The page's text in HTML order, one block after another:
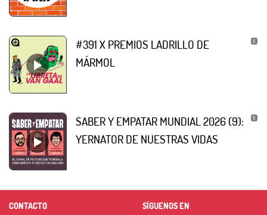
#391 X PREMIOS LADRILLO DE
MÁRMOL
SABER Y EMPATAR MUNDIAL 2026 (9):
YERNATOR DE NUESTRAS VIDAS
CONTACTO SÍGUENOS EN